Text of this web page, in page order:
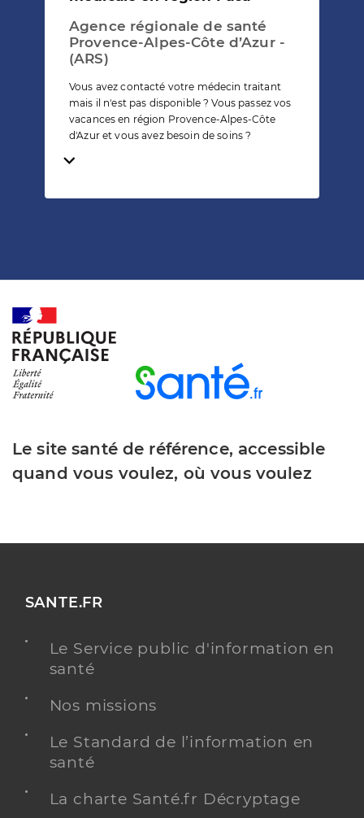
Agence régionale de santé
Provence-Alpes-Côte d’Azur -
(ARS)
Vous avez contacté votre médecin traitant
mais il n'est pas disponible ? Vous passez vos
vacances en région Provence-Alpes-Côte
d'Azur et vous avez besoin de soins ?
Temps de lecture
Le site santé de référence, accessible
quand vous voulez, où vous voulez
SANTE.FR
Le Service public d'information en
santé
Nos missions
Le Standard de l’information en
santé
La charte Santé.fr Décryptage